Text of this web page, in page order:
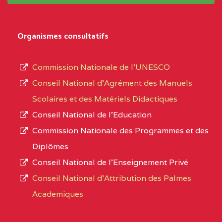
D'ENSEIGNEMENT
PROFESSIONNEL
(CEGEP) STE FOI BP
:4740 YAOUNDE
CENTRE
COLLEGE PANAFRICAIN
DE L'EXCELLENCE BP
CENTRE
COLLEGE PRIVE
type
L’offre
d’éducation
de
Organismes consultatifs
Commission Nationale de l’UNESCO
Conseil National d’Agrément des Manuels
Scolaires et des Matériels Didactiques
Conseil National de l’Education
Commission Nationale des Programmes et des
Diplômes
Conseil National de l’Enseignement Privé
Conseil National d'Attribution des Palmes
Academiques